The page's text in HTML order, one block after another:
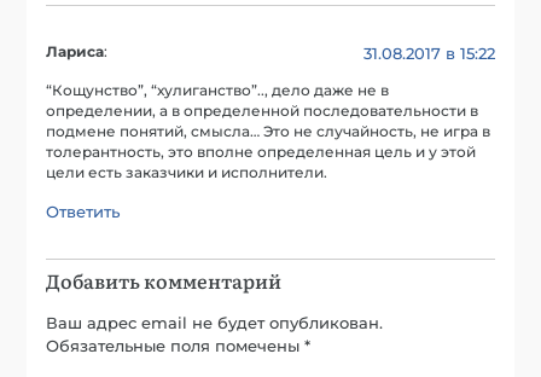
Лариса: 31.08.2017 в 15:22
“Кощунство”, “хулиганство”.., дело даже не в
определении, а в определенной последовательности в
подмене понятий, смысла… Это не случайность, не игра в
толерантность, это вполне определенная цель и у этой
цели есть заказчики и исполнители.
Ответить
Добавить комментарий
Ваш адрес email не будет опубликован.
Обязательные поля помечены*